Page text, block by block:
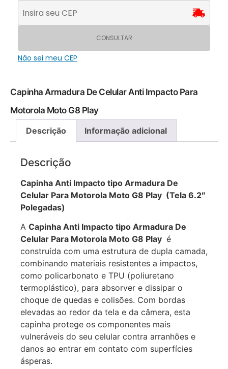
Capinha Armadura De Celular Anti Impacto Para
Motorola Moto G8 Play
Descrição
Informação adicional
Descrição
Capinha Anti Impacto tipo Armadura De
Celular Para Motorola Moto G8 Play (Tela 6.2″
Polegadas)
A Capinha Anti Impacto tipo Armadura De
Celular Para Motorola Moto G8 Play é
construída com uma estrutura de dupla camada,
combinando materiais resistentes a impactos,
como policarbonato e TPU (poliuretano
termoplástico), para absorver e dissipar o
choque de quedas e colisões. Com bordas
elevadas ao redor da tela e da câmera, esta
capinha protege os componentes mais
vulneráveis do seu celular contra arranhões e
danos ao entrar em contato com superfícies
ásperas.
CONSULTAR
Não sei meu CEP